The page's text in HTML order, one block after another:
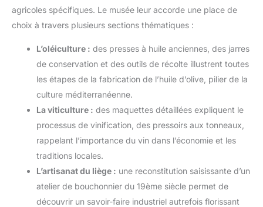
agricoles spécifiques. Le musée leur accorde une place de
choix à travers plusieurs sections thématiques :
L’oléiculture : des presses à huile anciennes, des jarres
de conservation et des outils de récolte illustrent toutes
les étapes de la fabrication de l’huile d’olive, pilier de la
culture méditerranéenne.
La viticulture : des maquettes détaillées expliquent le
processus de vinification, des pressoirs aux tonneaux,
rappelant l’importance du vin dans l’économie et les
traditions locales.
L’artisanat du liège : une reconstitution saisissante d’un
atelier de bouchonnier du 19ème siècle permet de
découvrir un savoir-faire industriel autrefois florissant